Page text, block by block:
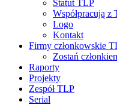
Statut TLP
Współpracują z
Logo
Kontakt
Firmy członkowskie
Zostań
Raporty
Projekty
Zespół TLP
Serial